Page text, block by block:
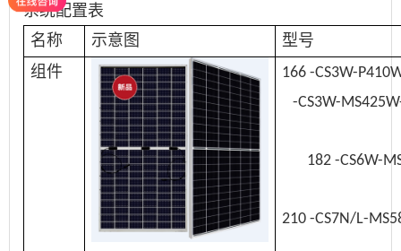
系统配置表
名称
示意图
型号
组件
166 -CS3W-
-CS3W-
182 -CS6W-
210 -CS7N/L-